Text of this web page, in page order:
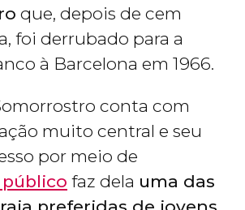
que, depois de cem
foi derrubado para a
à Barcelona em 1966.
conta com
muito central e seu
por meio de
faz dela uma das